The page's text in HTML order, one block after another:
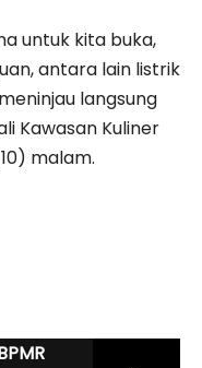
untuk kita buka,
antara lain listrik
langsung
Kawasan Kuliner
malam.